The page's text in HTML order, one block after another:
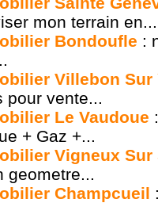
mon terrain en...
Bondoufle :
Villebon Sur
pour vente...
Le Vaudoue
+ Gaz +...
Vigneux Sur
geometre...
Champcueil